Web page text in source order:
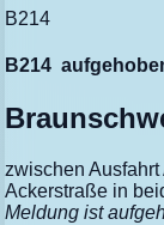
B214
B214
zwischen
Ackerstraße in
Meldung ist